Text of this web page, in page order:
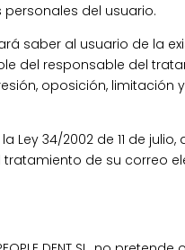
del usuario.
saber al usuario de la
del responsable del
oposición, limitación
Ley 34/2002 de 11 de
de su correo